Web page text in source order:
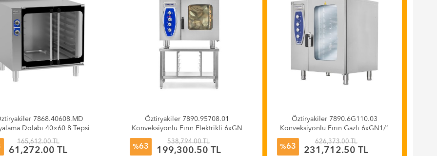
7868.40608.MD
Dolabı 40×60 8 Tepsi
Raylı- 807x730x807
165,612.00 TL
61,272.00 TL
Öztiryakiler 7890.95708.01
Konveksiyonlu Fırın Elektrikli 6xGN
1/1 Kızaklı
%63
538,794.00 TL
199,300.50 TL
Öztiryakiler 7890.6G110.03
Konveksiyonlu Fırın Gazlı 6xGN1/1
Kızaklı
%63
626,373.00 TL
231,712.50 TL